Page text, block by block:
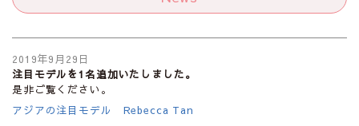
2019年9月29日
注目モデルを1名追加いたしました。
是非ご覧ください。
アジアの注目モデル Rebecca Tan